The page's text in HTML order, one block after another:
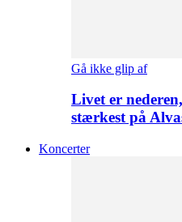
Gå ikke glip af
Livet er
stærkest på
Koncerter